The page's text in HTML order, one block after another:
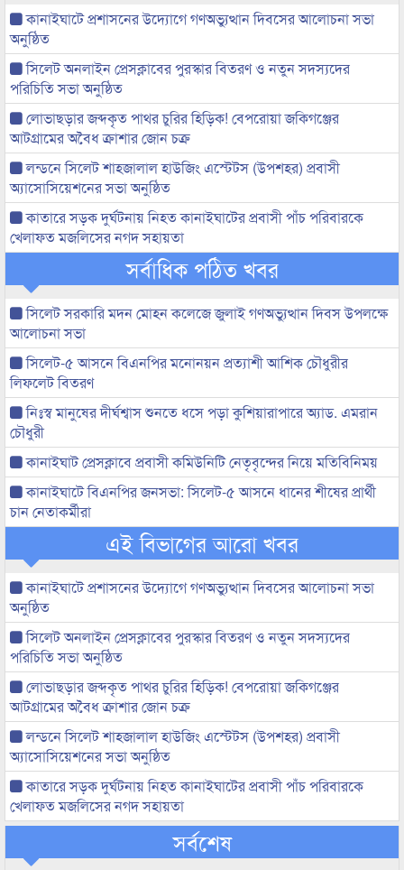
কানাইঘাটে প্রশাসনের উদ্যোগে গণঅভ্যুত্থান দিবসের আলোচনা সভা
অনুষ্ঠিত
সিলেট অনলাইন প্রেসক্লাবের পুরস্কার বিতরণ ও নতুন সদস্যদের
পরিচিতি সভা অনুষ্ঠিত
লোভাছড়ার জব্দকৃত পাথর চুরির হিড়িক! বেপরোয়া জকিগঞ্জের
আটগ্রামের অবৈধ ক্রাশার জোন চক্র
লন্ডনে সিলেট শাহজালাল হাউজিং এস্টেটস (উপশহর) প্রবাসী
অ্যাসোসিয়েশনের সভা অনুষ্ঠিত
কাতারে সড়ক দুর্ঘটনায় নিহত কানাইঘাটের প্রবাসী পাঁচ পরিবারকে
খেলাফত মজলিসের নগদ সহায়তা
সর্বাধিক পঠিত খবর
সিলেট সরকারি মদন মোহন কলেজে জুলাই গণঅভ্যুত্থান দিবস উপলক্ষে
আলোচনা সভা
সিলেট-৫ আসনে বিএনপির মনোনয়ন প্রত্যাশী আশিক চৌধুরীর
লিফলেট বিতরণ
নিঃস্ব মানুষের দীর্ঘশ্বাস শুনতে ধসে পড়া কুশিয়ারাপারে অ্যাড. এমরান
চৌধুরী
কানাইঘাট প্রেসক্লাবে প্রবাসী কমিউনিটি নেতৃবৃন্দের নিয়ে মতিবিনিময়
কানাইঘাটে বিএনপির জনসভা: সিলেট-৫ আসনে ধানের শীষের প্রার্থী
চান নেতাকর্মীরা
এই বিভাগের আরো খবর
কানাইঘাটে প্রশাসনের উদ্যোগে গণঅভ্যুত্থান দিবসের আলোচনা সভা
অনুষ্ঠিত
সিলেট অনলাইন প্রেসক্লাবের পুরস্কার বিতরণ ও নতুন সদস্যদের
পরিচিতি সভা অনুষ্ঠিত
লোভাছড়ার জব্দকৃত পাথর চুরির হিড়িক! বেপরোয়া জকিগঞ্জের
আটগ্রামের অবৈধ ক্রাশার জোন চক্র
লন্ডনে সিলেট শাহজালাল হাউজিং এস্টেটস (উপশহর) প্রবাসী
অ্যাসোসিয়েশনের সভা অনুষ্ঠিত
কাতারে সড়ক দুর্ঘটনায় নিহত কানাইঘাটের প্রবাসী পাঁচ পরিবারকে
খেলাফত মজলিসের নগদ সহায়তা
সর্বশেষ